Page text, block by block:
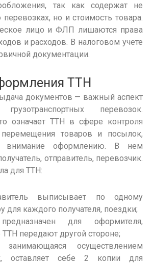
так как содержат не
перевозках, но и стоимость товара.
лицо и ФЛП лишаются права
и расходов. В налоговом учете
документации.
ТТН
документов — важный аспект
перевозок.
означает ТТН
в сфере контроля
перемещения товаров и посылок,
внимание оформлению. В нем
, отправитель, перевозчик.
для ТТН:
выписывает по одному
для каждого получателя, поездки;
для оформителя,
ТТН передают другой стороне;
занимающаяся осуществлением
, оставляет себе 2 копии для